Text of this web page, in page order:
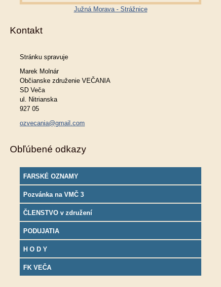
Južná Morava - Strážnice
Kontakt
Stránku spravuje
Marek Molnár
Občianske združenie VEČANIA
SD Veča
ul. Nitrianska
927 05
ozvecania@gmail.com
Obľúbené odkazy
FARSKÉ OZNAMY
Pozvánka na VMČ 3
ČLENSTVO v združení
PODUJATIA
H O D Y
FK VEČA